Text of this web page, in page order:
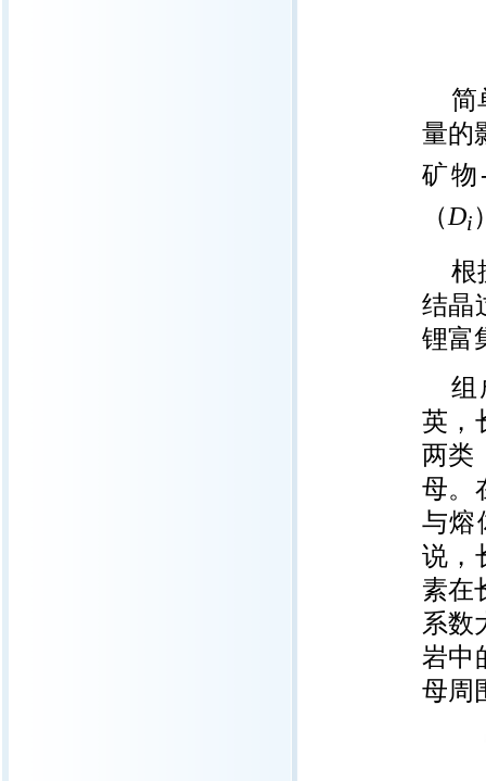
简
量的
矿
（Di
根
结晶
锂富
组
英，
两类
母。
与熔
说，
素在
系数
岩中
母周